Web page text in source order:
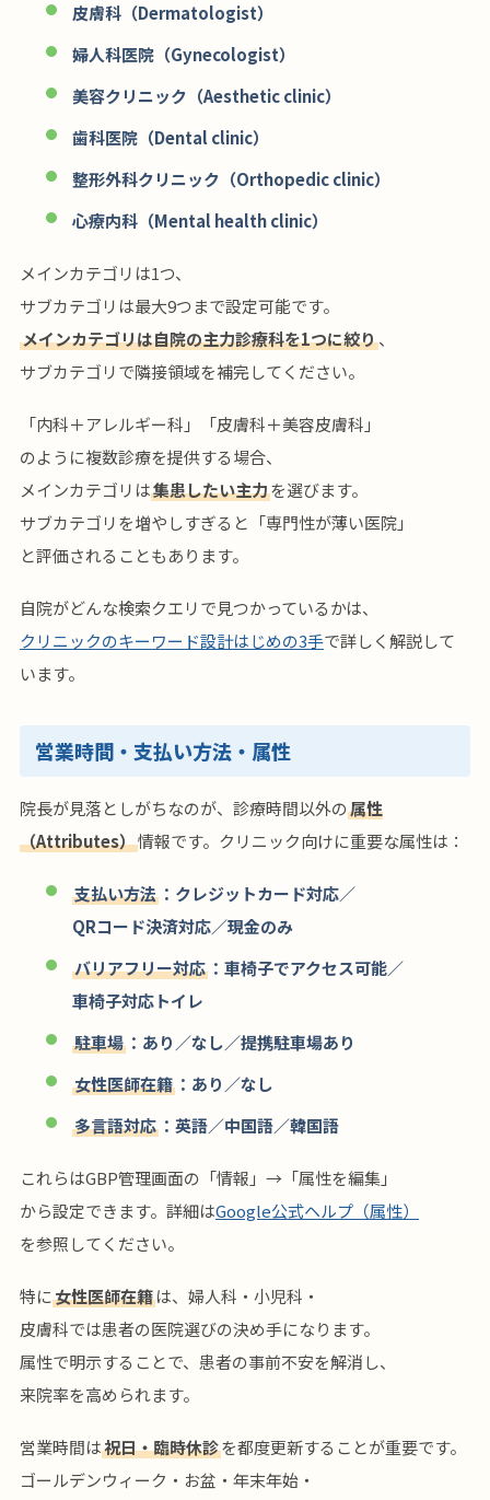
皮膚科（Dermatologist）
婦人科医院（Gynecologist）
美容クリニック（Aesthetic clinic）
歯科医院（Dental clinic）
整形外科クリニック（Orthopedic clinic）
心療内科（Mental health clinic）
メインカテゴリは1つ、
サブカテゴリは最大9つまで設定可能です。
メインカテゴリは自院の主力診療科を1つに絞り、
サブカテゴリで隣接領域を補完してください。
「内科＋アレルギー科」「皮膚科＋美容皮膚科」
のように複数診療を提供する場合、
メインカテゴリは集患したい主力を選びます。
サブカテゴリを増やしすぎると「専門性が薄い医院」
と評価されることもあります。
自院がどんな検索クエリで見つかっているかは、
クリニックのキーワード設計はじめの3手で詳しく解説して
います。
営業時間・支払い方法・属性
院長が見落としがちなのが、診療時間以外の属性
（Attributes）情報です。クリニック向けに重要な属性は：
支払い方法 ：クレジットカード対応／
QRコード決済対応／現金のみ
バリアフリー対応 ：車椅子でアクセス可能／
車椅子対応トイレ
駐車場 ：あり／なし／提携駐車場あり
女性医師在籍 ：あり／なし
多言語対応 ：英語／中国語／韓国語
これらはGBP管理画面の「情報」→「属性を編集」
から設定できます。詳細はGoogle公式ヘルプ（属性）
を参照してください。
特に女性医師在籍は、婦人科・小児科・
皮膚科では患者の医院選びの決め手になります。
属性で明示することで、患者の事前不安を解消し、
来院率を高められます。
営業時間は祝日・臨時休診を都度更新することが重要です。
ゴールデンウィーク・お盆・年末年始・